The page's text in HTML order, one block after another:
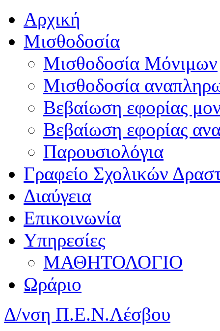
Αρχική
Μισθοδοσία
Μισθοδοσία Μόνιμων
Μισθοδοσία
Βεβαίωση εφορίας
Βεβαίωση εφορίας
Παρουσιολόγια
Γραφείο Σχολικών
Διαύγεια
Επικοινωνία
Υπηρεσίες
ΜΑΘΗΤΟΛΟΓΙΟ
Ωράριο
Δ/νση Π.Ε.Ν.Λέσβου